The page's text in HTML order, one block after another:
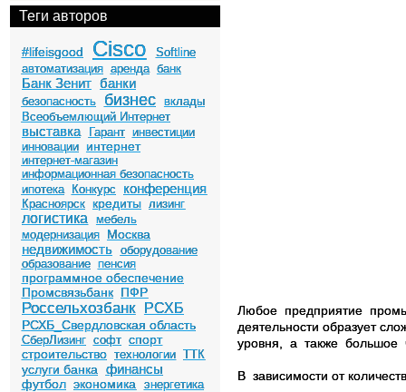
Теги авторов
#lifeisgood Cisco
Softline
автоматизация аренда банк
Банк Зенит банки
безопасность бизнес
вклады
Всеобъемлющий Интернет
выставка Гарант инвестиции
инновации
интернет
интернет-магазин
информационная безопасность
ипотека
Конкурс конференция
Красноярск кредиты лизинг
логистика
мебель
модернизация
Москва
недвижимость оборудование
образование пенсия
программное обеспечение
Промсвязьбанк ПФР
Россельхозбанк РСХБ
РСХБ_Свердловская область
СберЛизинг софт спорт
строительство технологии ТТК
услуги банка финансы
футбол экономика энергетика
Любое предприятие
деятельности образует
уровня, а также большое
В зависимости от